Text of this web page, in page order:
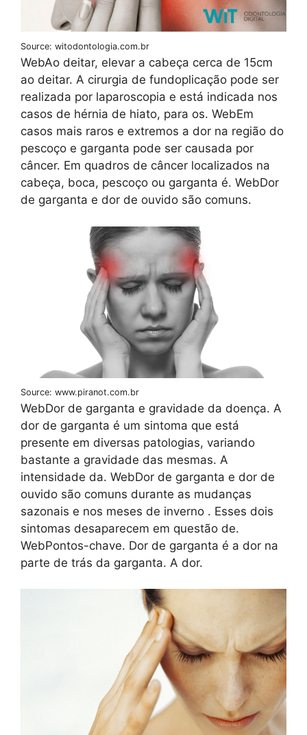
Source: witodontologia.com.br
WebAo deitar, elevar a cabeça cerca de 15cm
ao deitar. A cirurgia de fundoplicação pode ser
realizada por laparoscopia e está indicada nos
casos de hérnia de hiato, para os. WebEm
casos mais raros e extremos a dor na região do
pescoço e garganta pode ser causada por
câncer. Em quadros de câncer localizados na
cabeça, boca, pescoço ou garganta é. WebDor
de garganta e dor de ouvido são comuns.
Source: www.piranot.com.br
WebDor de garganta e gravidade da doença. A
dor de garganta é um sintoma que está
presente em diversas patologias, variando
bastante a gravidade das mesmas. A
intensidade da. WebDor de garganta e dor de
ouvido são comuns durante as mudanças
sazonais e nos meses de inverno . Esses dois
sintomas desaparecem em questão de.
WebPontos-chave. Dor de garganta é a dor na
parte de trás da garganta. A dor.